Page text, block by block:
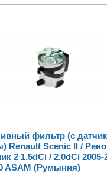
фильтр (с
Renault Scenic II / Рено
2 1.5dCi / 2.0dCi 2005-
ASAM (Румыния)